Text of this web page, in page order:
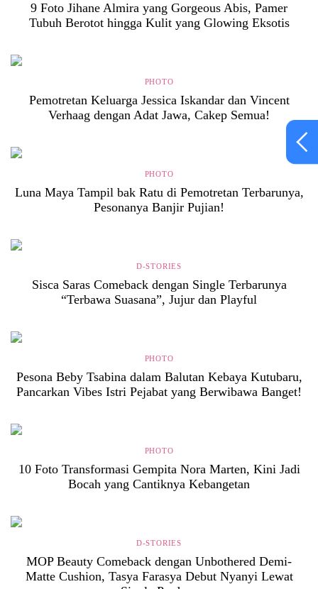
9 Foto Jihane Almira yang Gorgeous Abis, Pamer
Tubuh Berotot hingga Kulit yang Glowing Eksotis
PHOTO
Pemotretan Keluarga Jessica Iskandar dan Vincent
Verhaag dengan Adat Jawa, Cakep Semua!
PHOTO
Luna Maya Tampil bak Ratu di Pemotretan Terbarunya,
Pesonanya Banjir Pujian!
D-STORIES
Sisca Saras Comeback dengan Single Terbarunya
“Terbawa Suasana”, Jujur dan Playful
PHOTO
Pesona Beby Tsabina dalam Balutan Kebaya Kutubaru,
Pancarkan Vibes Istri Pejabat yang Berwibawa Banget!
PHOTO
10 Foto Transformasi Gempita Nora Marten, Kini Jadi
Bocah yang Cantiknya Kebangetan
D-STORIES
MOP Beauty Comeback dengan Unbothered Demi-
Matte Cushion, Tasya Farasya Debut Nyanyi Lewat